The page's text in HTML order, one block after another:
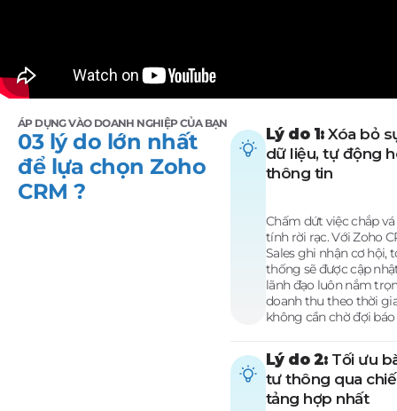
ÁP DỤNG VÀO DOANH NGHIỆP CỦA BẠN
03 lý do lớn nhất
để lựa chọn Zoho
CRM ?
Lý do 1:Xóa bỏ
dữ liệu, tự động
thông tin
Chấm dứt việc chắp
tính rời rạc. Với Zoho
Sales ghi nhận cơ hội,
thống sẽ được cập
lãnh đạo luôn nắm
doanh thu theo thời
không cần chờ đợi
Lý do 2:Tối ưu
tư thông qua
tảng hợp nhất